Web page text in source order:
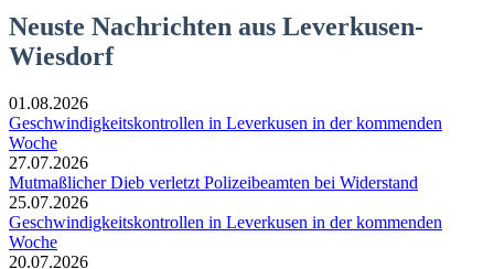
Neuste Nachrichten aus Leverkusen-
Wiesdorf
01.08.2026
Geschwindigkeitskontrollen in Leverkusen in der kommenden
Woche
27.07.2026
Mutmaßlicher Dieb verletzt Polizeibeamten bei Widerstand
25.07.2026
Geschwindigkeitskontrollen in Leverkusen in der kommenden
Woche
20.07.2026